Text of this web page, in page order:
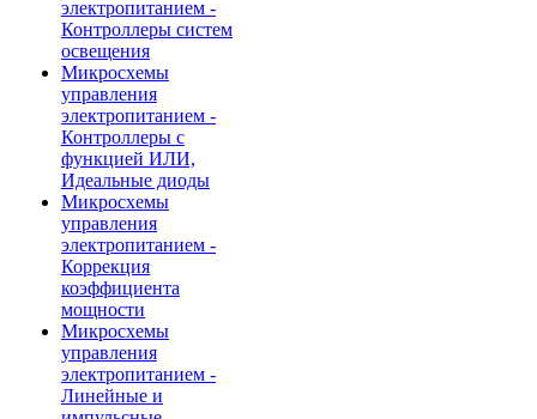
электропитанием -
Контроллеры систем
освещения
Микросхемы
управления
электропитанием -
Контроллеры с
функцией ИЛИ,
Идеальные диоды
Микросхемы
управления
электропитанием -
Коррекция
коэффициента
мощности
Микросхемы
управления
электропитанием -
Линейные и